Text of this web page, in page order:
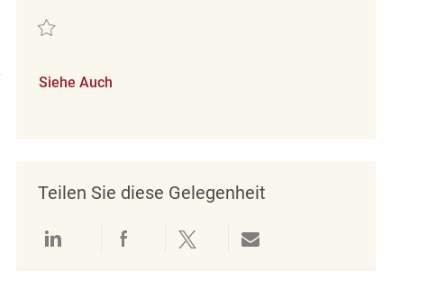
Retten merchandise associate REQ110278
Siehe Auch
Teilen Sie diese Gelegenheit
Über LinkedIn teilenÜber Facebook teilen
Über Twitter teilenPer E-Mail teilen